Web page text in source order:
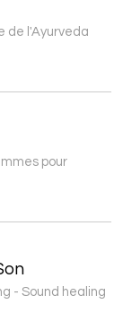
de l'Ayurveda
pour
- Sound healing